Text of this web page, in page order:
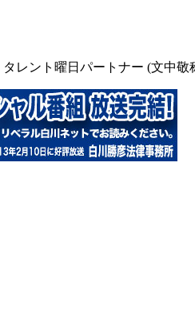
レント曜日パートナー (文中敬